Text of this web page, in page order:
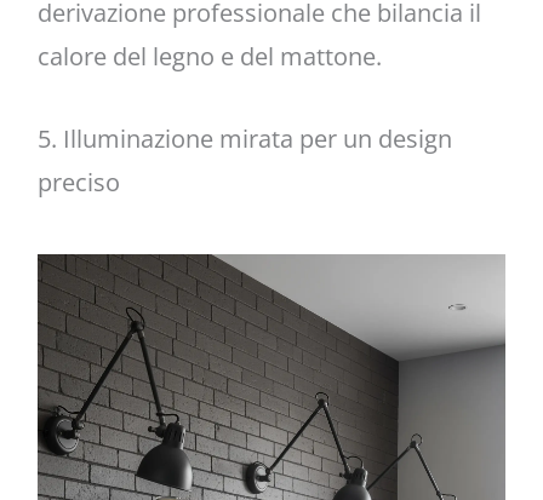
derivazione professionale che bilancia il
calore del legno e del mattone.
5. Illuminazione mirata per un design
preciso